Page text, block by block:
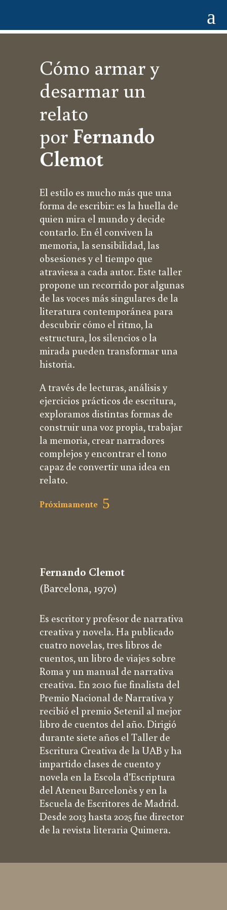
a
Cómo armar y
desarmar un
relato
por Fernando
Clemot
El estilo es mucho más que una
forma de escribir: es la huella de
quien mira el mundo y decide
contarlo. En él conviven la
memoria, la sensibilidad, las
obsesiones y el tiempo que
atraviesa a cada autor. Este taller
propone un recorrido por algunas
de las voces más singulares de la
literatura contemporánea para
descubrir cómo el ritmo, la
estructura, los silencios o la
mirada pueden transformar una
historia.
A través de lecturas, análisis y
ejercicios prácticos de escritura,
exploramos distintas formas de
construir una voz propia, trabajar
la memoria, crear narradores
complejos y encontrar el tono
capaz de convertir una idea en
relato.
Próximamente
Fernando Clemot
(Barcelona, 1970)
Es escritor y profesor de narrativa
creativa y novela. Ha publicado
cuatro novelas, tres libros de
cuentos, un libro de viajes sobre
Roma y un manual de narrativa
creativa. En 2010 fue finalista del
Premio Nacional de Narrativa y
recibió el premio Setenil al mejor
libro de cuentos del año. Dirigió
durante siete años el Taller de
Escritura Creativa de la UAB y ha
impartido clases de cuento y
novela en la Escola d’Escriptura
del Ateneu Barcelonès y en la
Escuela de Escritores de Madrid.
Desde 2013 hasta 2025 fue director
de la revista literaria Quimera.